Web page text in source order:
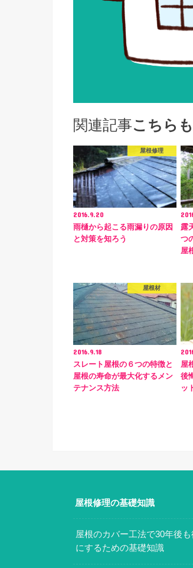
関連記事こちら
屋根修理
2016.9.20
雨樋から起こる雨漏りの原因
と対策を知ろう
露
つ
屋
屋根材
2016.9.18
スレート屋根の６つの特徴と
屋根の寿命が最大化するメン
テナンス方法
屋
後
ッ
屋根修理の基礎知識
屋根のカバー工法で30年後
にするための基礎知識